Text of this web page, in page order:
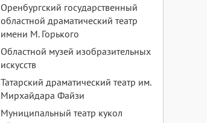
Оренбургский государственный
областной драматический театр
имени М. Горького
Областной музей изобразительных
искусств
Татарский драматический театр им.
Мирхайдара Файзи
Муниципальный театр кукол